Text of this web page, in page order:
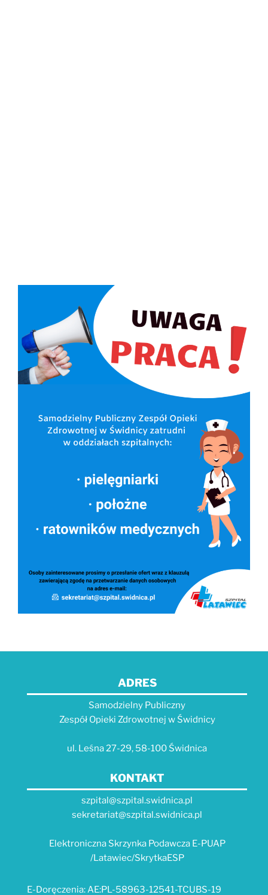
ADRES
Samodzielny Publiczny
Zespół Opieki Zdrowotnej w Świdnicy
ul. Leśna 27-29, 58-100 Świdnica
KONTAKT
szpital@szpital.swidnica.pl
sekretariat@szpital.swidnica.pl
Elektroniczna Skrzynka Podawcza E-PUAP
/Latawiec/SkrytkaESP
E-Doręczenia: AE:PL-58963-12541-TCUBS-19